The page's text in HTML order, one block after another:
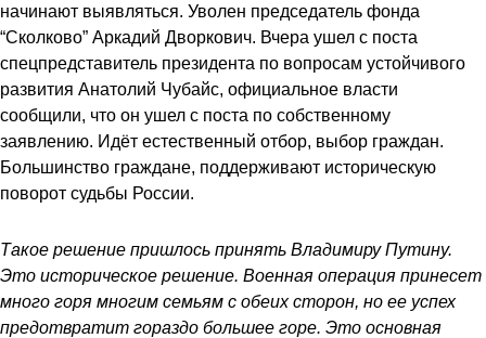
начинают выявляться. Уволен председатель фонда
“Сколково” Аркадий Дворкович. Вчера ушел с поста
спецпредставитель президента по вопросам устойчивого
развития Анатолий Чубайс, официальное власти
сообщили, что он ушел с поста по собственному
заявлению. Идёт естественный отбор, выбор граждан.
Большинство граждане, поддерживают историческую
поворот судьбы России.
Такое решение пришлось принять Владимиру Путину.
Это историческое решение. Военная операция принесет
много горя многим семьям с обеих сторон, но ее успех
предотвратит гораздо большее горе. Это основная